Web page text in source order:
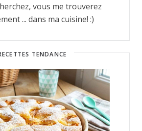
vous me trouverez
... dans ma cuisine! :)
TENDANCE